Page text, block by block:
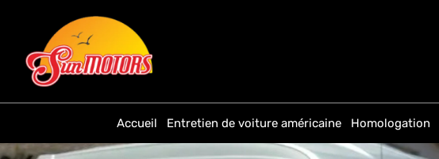
Accueil Entretien de voiture américaine Homologation